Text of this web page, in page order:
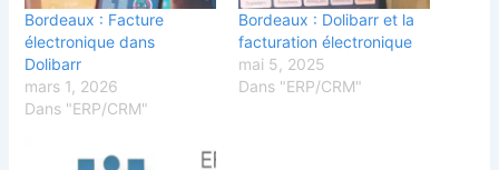
Bordeaux : Facture
électronique dans
Dolibarr
mars 1, 2026
Dans "ERP/CRM"
Bordeaux : Dolibarr et la
facturation électronique
mai 5, 2025
Dans "ERP/CRM"